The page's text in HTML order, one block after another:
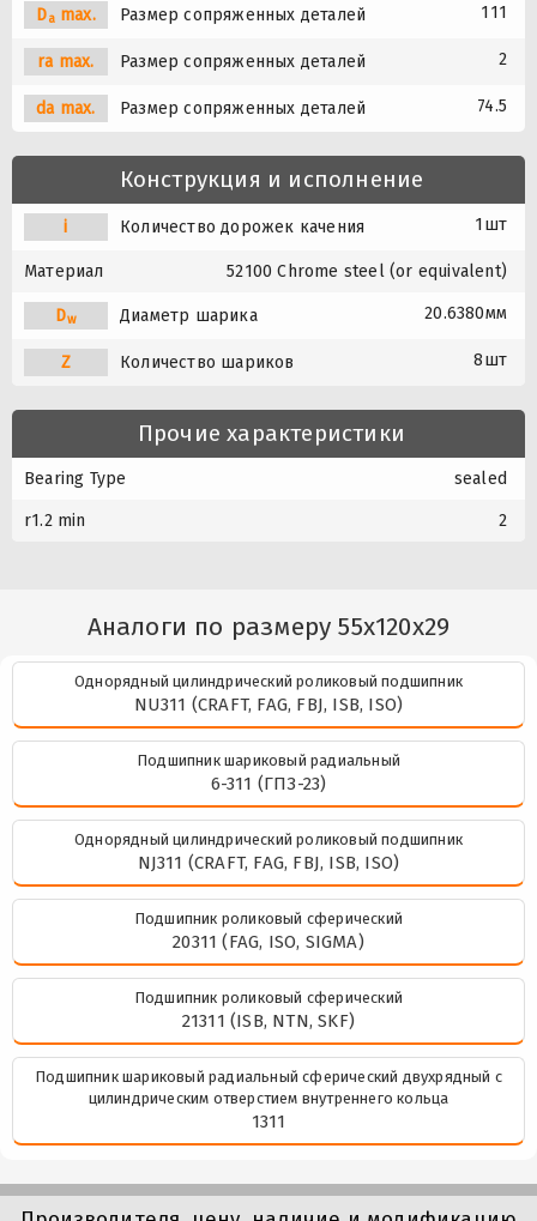
Damax. Размер сопряженных деталей 111
ra max. Размер сопряженных деталей 2
da max. Размер сопряженных деталей 74.5
Конструкция и исполнение
i Количество дорожек качения 1шт
Материал 52100 Chrome steel (or equivalent)
Dw Диаметр шарика 20.6380мм
Z Количество шариков 8шт
Прочие характеристики
Bearing Type sealed
r1.2 min 2
Аналоги по размеру 55x120x29
Однорядный цилиндрический роликовый подшипник
NU311 (CRAFT, FAG, FBJ, ISB, ISO)
Подшипник шариковый радиальный
6-311 (ГПЗ-23)
Однорядный цилиндрический роликовый подшипник
NJ311 (CRAFT, FAG, FBJ, ISB, ISO)
Подшипник роликовый сферический
20311 (FAG, ISO, SIGMA)
Подшипник роликовый сферический
21311 (ISB, NTN, SKF)
Подшипник шариковый радиальный сферический двухрядный с
цилиндрическим отверстием внутреннего кольца
1311